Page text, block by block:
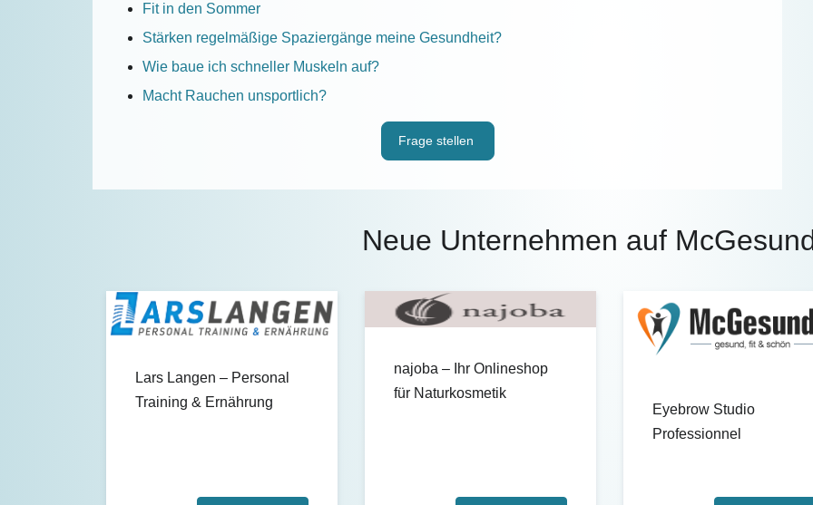
Fit in den Sommer
Stärken regelmäßige Spaziergänge meine Gesundheit?
Wie baue ich schneller Muskeln auf?
Macht Rauchen unsportlich?
Frage stellen
Neue Unternehmen auf
Lars Langen – Personal
Training & Ernährung
najoba – Ihr Onlineshop
für Naturkosmetik
Eyebrow Studio
Professionnel